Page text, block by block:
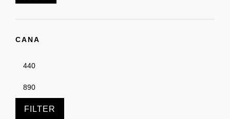
CANA
FILTER